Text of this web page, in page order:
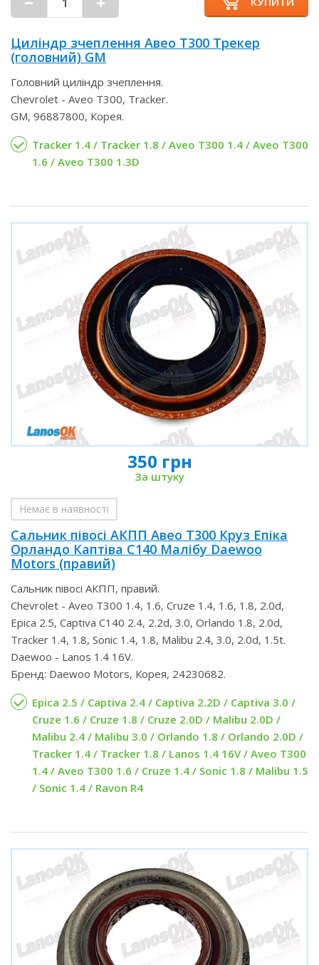
Циліндр зчеплення Авео Т300 Трекер
(головний) GM
Головний циліндр зчеплення.
Chevrolet - Aveo T300, Tracker.
GM, 96887800, Корея.
Tracker 1.4 / Tracker 1.8 / Aveo T300 1.4 / Aveo T300
1.6 / Aveo T300 1.3D
350 грн
За штуку
Немає в наявності
Сальник півосі АКПП Авео Т300 Круз Епіка
Орландо Каптіва С140 Малібу Daewoo
Motors (правий)
Сальник півосі АКПП, правий.
Chevrolet - Aveo T300 1.4, 1.6, Cruze 1.4, 1.6, 1.8, 2.0d,
Epica 2.5, Captiva С140 2.4, 2.2d, 3.0, Orlando 1.8, 2.0d,
Tracker 1.4, 1.8, Sonic 1.4, 1.8, Malibu 2.4, 3.0, 2.0d, 1.5t.
Daewoo - Lanos 1.4 16V.
Бренд: Daewoo Motors, Корея, 24230682.
Epica 2.5 / Captiva 2.4 / Captiva 2.2D / Captiva 3.0 /
Cruze 1.6 / Cruze 1.8 / Cruze 2.0D / Malibu 2.0D /
Malibu 2.4 / Malibu 3.0 / Orlando 1.8 / Orlando 2.0D /
Tracker 1.4 / Tracker 1.8 / Lanos 1.4 16V / Aveo T300
1.4 / Aveo T300 1.6 / Cruze 1.4 / Sonic 1.8 / Malibu 1.5
/ Sonic 1.4 / Ravon R4